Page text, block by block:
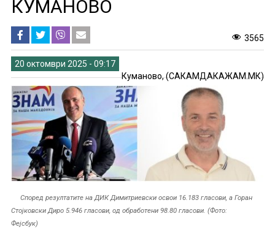
КУМАНОВО
3565
20 октомври 2025 - 09:17
Куманово, (САКАМДАКАЖАМ.МК)
Според резултатите на ДИК Димитриевски освои 16.183 гласови, а Горан
Стојковски Диро 5.946 гласови, од обработени 98.80 гласови. (Фото:
Фејсбук)